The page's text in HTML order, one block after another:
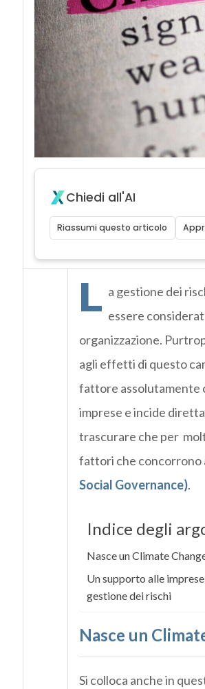
Chiedi all'AI
Riassumi questo articolo
L a gestione dei
essere
organizzazione.
agli effetti di questo
fattore assolutamente
imprese e incide
trascurare che per
fattori che concorrono
Social Governance).
Indice degli
Nasce un Climate
Un supporto alle
gestione dei rischi
Nasce un
Si colloca anche in